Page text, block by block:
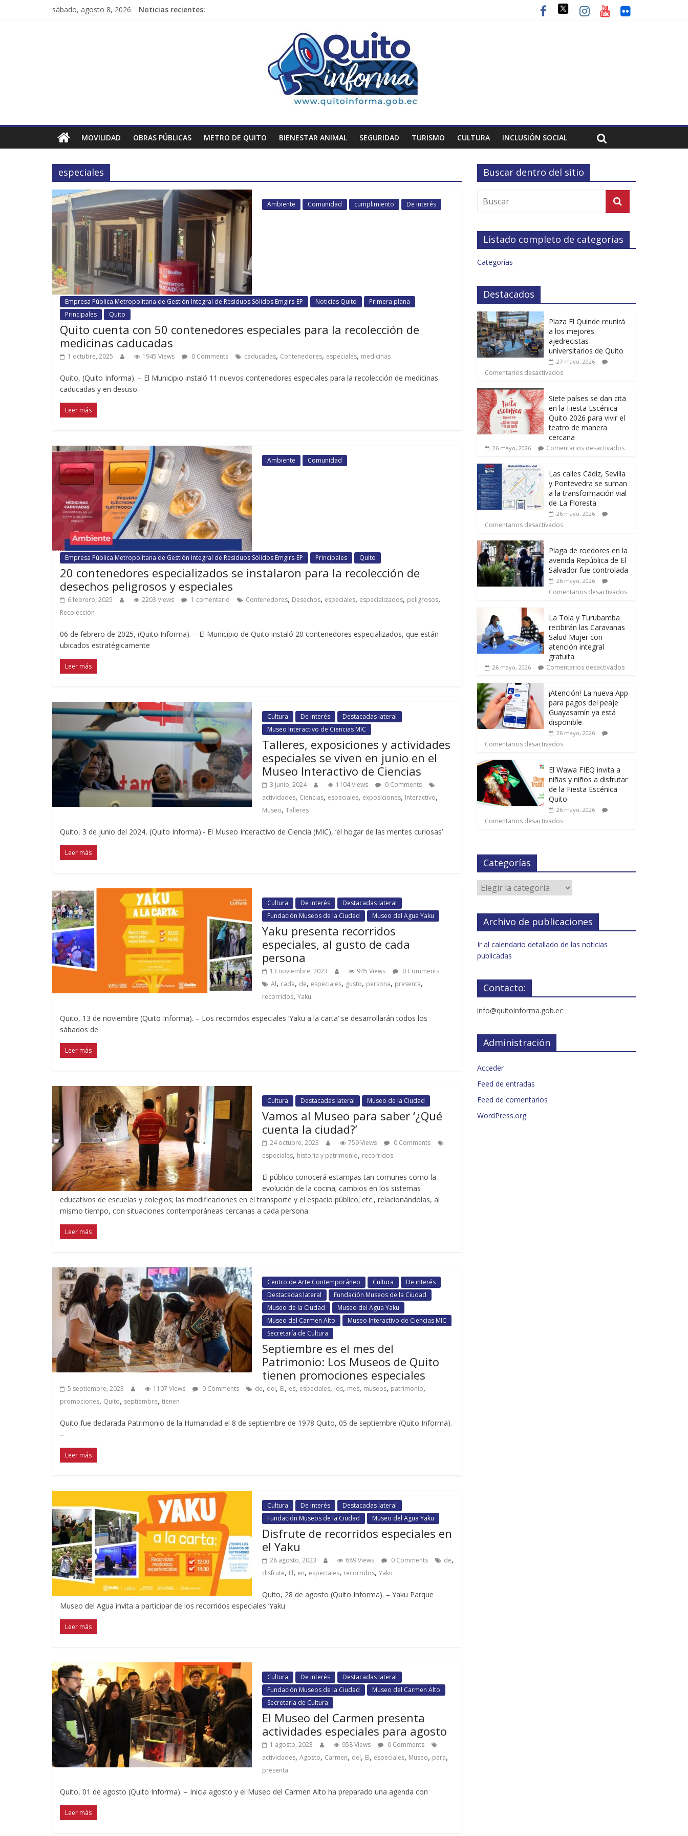
sábado, agosto 8, 2026 Noticias recientes:
MOVILIDAD OBRAS PÚBLICAS METRO DE QUITO BIENESTAR ANIMAL SEGURIDAD TURISMO CULTURA INCLUSIÓN SOCIAL
especiales
Ambiente Comunidad cumplimiento De interés
Empresa Pública Metropolitana de Gestión Integral de Residuos Sólidos Emgirs-EP Noticias Quito
Primera plana
Principales
Quito
Quito cuenta con 50 contenedores especiales para la recolección de
medicinas caducadas
1 octubre, 2025 1945 Views 0 Comments caducadas, Contenedores, especiales, medicinas
Quito, (Quito Informa). – El Municipio instaló 11 nuevos contenedores especiales para la recolección de medicinas
caducadas y en desuso.
Leer más
Ambiente Comunidad
Empresa Pública Metropolitana de Gestión Integral de Residuos Sólidos Emgirs-EP Principales Quito
20 contenedores especializados se instalaron para la recolección de
desechos peligrosos y especiales
6 febrero, 2025 2203 Views 1 comentario Contenedores, Desechos, especiales, especializados, peligrosos,
Recolección
06 de febrero de 2025, (Quito Informa). – El Municipio de Quito instaló 20 contenedores especializados, que están
ubicados estratégicamente
Leer más
Cultura De interés
Destacadas lateral
Museo Interactivo de Ciencias MIC
Talleres, exposiciones y actividades
especiales se viven en junio en el
Museo Interactivo de Ciencias
3 junio, 2024 1104 Views
0 Comments
actividades, Ciencias, especiales, exposiciones, Interactivo,
Museo, Talleres
Quito, 3 de junio del 2024, (Quito Informa).- El Museo Interactivo de Ciencia (MIC), ‘el hogar de las mentes curiosas’
Leer más
Cultura De interés
Destacadas lateral
Fundación Museos de la Ciudad
Museo del Agua Yaku
Yaku presenta recorridos
especiales, al gusto de cada
persona
13 noviembre, 2023 945 Views
0 Comments
Al, cada, de, especiales, gusto, persona, presenta,
recorridos, Yaku
Quito, 13 de noviembre (Quito Informa). – Los recorridos especiales ‘Yaku a la carta’ se desarrollarán todos los
sábados de
Leer más
Cultura Destacadas lateral Museo de la Ciudad
Vamos al Museo para saber ‘¿Qué
cuenta la ciudad?’
24 octubre, 2023 759 Views
0 Comments
especiales, historia y patrimonio, recorridos
El público conocerá estampas tan comunes como la
evolución de la cocina; cambios en los sistemas
educativos de escuelas y colegios; las modificaciones en el transporte y el espacio público; etc., relacionándolas, al
mismo tiempo, con situaciones contemporáneas cercanas a cada persona
Leer más
Centro de Arte Contemporáneo Cultura
De interés
Destacadas lateral
Fundación Museos de la Ciudad
Museo de la Ciudad
Museo del Agua Yaku
Museo del Carmen Alto
Museo Interactivo de Ciencias MIC
Secretaría de Cultura
Septiembre es el mes del
Patrimonio: Los Museos de Quito
tienen promociones especiales
5 septiembre, 2023 1107 Views 0 Comments de, del, El, es, especiales, los, mes, museos, patrimonio,
promociones, Quito, septiembre, tienen
Quito fue declarada Patrimonio de la Humanidad el 8 de septiembre de 1978 Quito, 05 de septiembre (Quito Informa).
–
Leer más
Cultura De interés
Destacadas lateral
Fundación Museos de la Ciudad
Museo del Agua Yaku
Disfrute de recorridos especiales en
el Yaku
28 agosto, 2023 689 Views 0 Comments de,
disfrute, El, en, especiales, recorridos, Yaku
Quito, 28 de agosto (Quito Informa). – Yaku Parque
Museo del Agua invita a participar de los recorridos especiales ‘Yaku
Leer más
Cultura De interés
Destacadas lateral
Fundación Museos de la Ciudad
Museo del Carmen Alto
Secretaría de Cultura
El Museo del Carmen presenta
actividades especiales para agosto
1 agosto, 2023 958 Views
0 Comments
actividades, Agosto, Carmen, del, El, especiales, Museo, para,
presenta
Quito, 01 de agosto (Quito Informa). – Inicia agosto y el Museo del Carmen Alto ha preparado una agenda con
Leer más
Buscar dentro del sitio
Listado completo de categorías
Categorías
Destacados
Plaza El Quinde reunirá
a los mejores
ajedrecistas
universitarios de Quito
27 mayo, 2026
Comentarios desactivados
Siete países se dan cita
en la Fiesta Escénica
Quito 2026 para vivir el
teatro de manera
cercana
26 mayo, 2026 Comentarios desactivados
Las calles Cádiz, Sevilla
y Pontevedra se suman
a la transformación vial
de La Floresta
26 mayo, 2026
Comentarios desactivados
Plaga de roedores en la
avenida República de El
Salvador fue controlada
26 mayo, 2026
Comentarios desactivados
La Tola y Turubamba
recibirán las Caravanas
Salud Mujer con
atención integral
gratuita
26 mayo, 2026 Comentarios desactivados
¡Atención! La nueva App
para pagos del peaje
Guayasamín ya está
disponible
26 mayo, 2026
Comentarios desactivados
El Wawa FIEQ invita a
niñas y niños a disfrutar
de la Fiesta Escénica
Quito
26 mayo, 2026
Comentarios desactivados
Categorías
Archivo de publicaciones
Ir al calendario detallado de las noticias
publicadas
Contacto:
info@quitoinforma.gob.ec
Administración
Acceder
Feed de entradas
Feed de comentarios
WordPress.org